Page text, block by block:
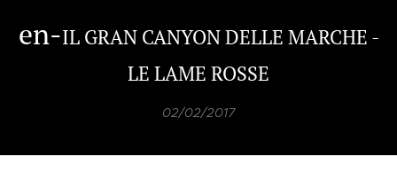
en-IL GRAN CANYON DELLE MARCHE -
LE LAME ROSSE
02/02/2017